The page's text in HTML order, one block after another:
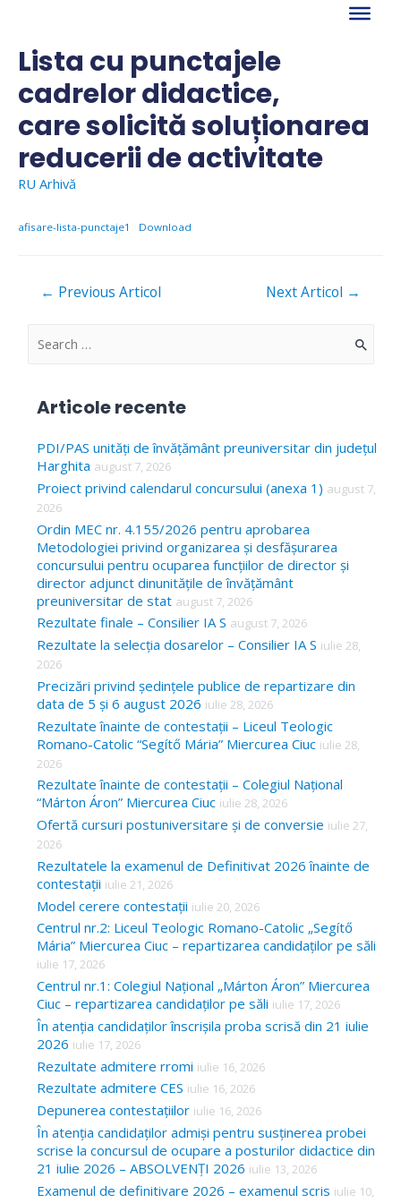
contentLista cu punctajele
cadrelor didactice,
care solicită soluționarea
reducerii de activitate
RU Arhivă
afisare-lista-punctaje1 Download
Navigare
← Previous Articol Next Articol →
S
c
h
f
o
r
Articole recente
PDI/PAS unități de învățământ preuniversitar din județul
Harghita august 7, 2026
Proiect privind calendarul concursului (anexa 1) august 7,
2026
Ordin MEC nr. 4.155/2026 pentru aprobarea
Metodologiei privind organizarea și desfășurarea
concursului pentru ocuparea funcțiilor de director și
director adjunct dinunitățile de învățământ
preuniversitar de stat august 7, 2026
Rezultate finale – Consilier IA S august 7, 2026
Rezultate la selecția dosarelor – Consilier IA S iulie 28,
2026
Precizări privind ședințele publice de repartizare din
data de 5 și 6 august 2026 iulie 28, 2026
Rezultate înainte de contestații – Liceul Teologic
Romano-Catolic “Segítő Mária” Miercurea Ciuc iulie 28,
2026
Rezultate înainte de contestații – Colegiul Național
“Márton Áron” Miercurea Ciuc iulie 28, 2026
Ofertă cursuri postuniversitare și de conversie iulie 27,
2026
Rezultatele la examenul de Definitivat 2026 înainte de
contestații iulie 21, 2026
Model cerere contestații iulie 20, 2026
Centrul nr.2: Liceul Teologic Romano-Catolic „Segítő
Mária” Miercurea Ciuc – repartizarea candidaților pe săli
iulie 17, 2026
Centrul nr.1: Colegiul Național „Márton Áron” Miercurea
Ciuc – repartizarea candidaților pe săli iulie 17, 2026
În atenția candidaților înscrișila proba scrisă din 21 iulie
2026 iulie 17, 2026
Rezultate admitere rromi iulie 16, 2026
Rezultate admitere CES iulie 16, 2026
Depunerea contestațiilor iulie 16, 2026
În atenția candidaților admiși pentru susținerea probei
scrise la concursul de ocupare a posturilor didactice din
21 iulie 2026 – ABSOLVENȚI 2026 iulie 13, 2026
Examenul de definitivare 2026 – examenul scris iulie 10,